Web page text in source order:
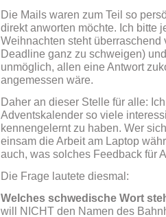
Die Mails waren zum Teil so
direkt anworten möchte. Ich bitte
Weihnachten steht überraschend
Deadline ganz zu schweigen)
unmöglich, allen eine Antwort
angemessen wäre.
Daher an dieser Stelle für alle:
Adventskalender so viele
kennengelernt zu haben. Wer
einsam die Arbeit am Laptop
auch, was solches Feedback für
Die Frage lautete diesmal:
Welches schwedische Wort
will NICHT den Namen des